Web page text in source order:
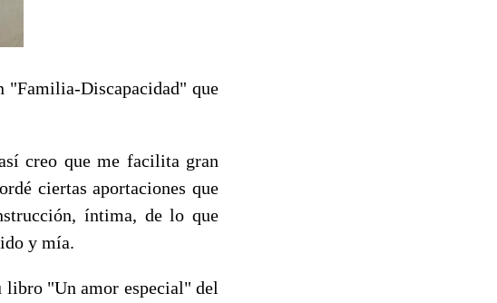
"Familia-Discapacidad" que
creo que me facilita gran
ciertas aportaciones que
íntima, de lo que
y mía.
libro "Un amor especial" del